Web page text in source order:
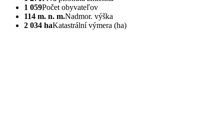
1 059Počet obyvateľov
114 m. n. m.Nadmor. výška
2 034 haKatastrální výmera (ha)